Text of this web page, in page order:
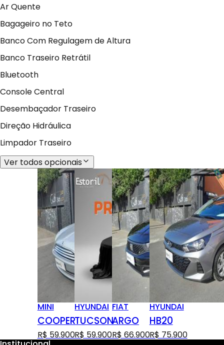
Ar Quente
Bagageiro no Teto
Banco Com Regulagem de Altura
Banco Traseiro Retrátil
Bluetooth
Console Central
Desembaçador Traseiro
Direção Hidráulica
Limpador Traseiro
Ver todos opcionais
MINI
COOPER
R$ 59.900
HYUNDAI
TUCSON
R$ 59.900
FIAT
ARGO
R$ 66.900
HYUNDAI
HB20
R$ 75.900